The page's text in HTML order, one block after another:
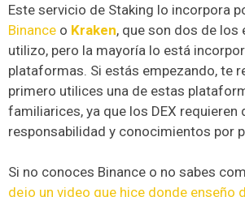
Este servicio de Staking lo incorpora
Binance o Kraken, que son dos de los
utilizo, pero la mayoría lo está
plataformas. Si estás empezando, te
primero utilices una de estas
familiarices, ya que los DEX requieren
responsabilidad y conocimientos por
Si no conoces Binance o no sabes
dejo un video que hice donde enseño